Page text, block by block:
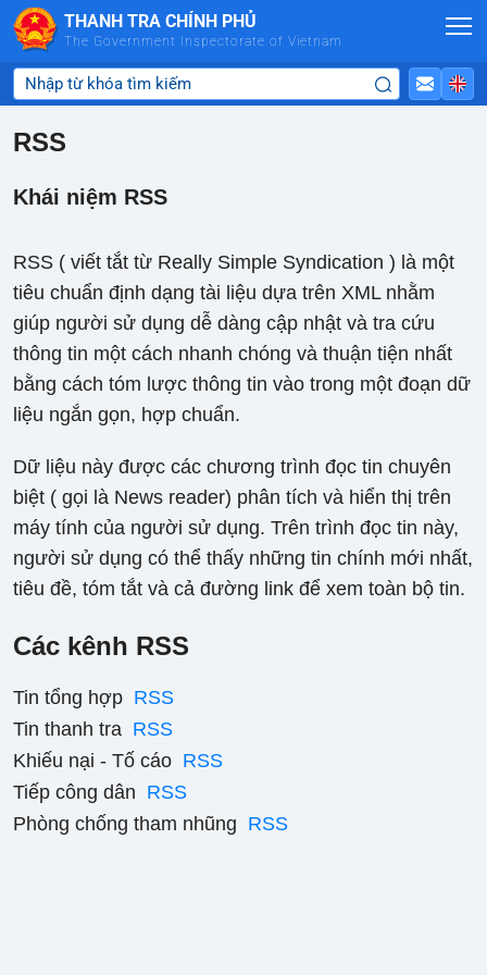
Skip to Main Content
THANH TRA CHÍNH PHỦ
The Government Inspectorate of Vietnam
RSS
Khái niệm RSS
RSS ( viết tắt từ Really Simple Syndication ) là một
tiêu chuẩn định dạng tài liệu dựa trên XML nhằm
giúp người sử dụng dễ dàng cập nhật và tra cứu
thông tin một cách nhanh chóng và thuận tiện nhất
bằng cách tóm lược thông tin vào trong một đoạn dữ
liệu ngắn gọn, hợp chuẩn.
Dữ liệu này được các chương trình đọc tin chuyên
biệt ( gọi là News reader) phân tích và hiển thị trên
máy tính của người sử dụng. Trên trình đọc tin này,
người sử dụng có thể thấy những tin chính mới nhất,
tiêu đề, tóm tắt và cả đường link để xem toàn bộ tin.
Các kênh RSS
Tin tổng hợp RSS
Tin thanh tra RSS
Khiếu nại - Tố cáo RSS
Tiếp công dân RSS
Phòng chống tham nhũng RSS